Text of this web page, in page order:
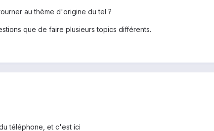
au thème d'origine du tel ?
que de faire plusieurs topics différents.
téléphone, et c'est ici